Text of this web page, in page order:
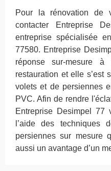
Pour la rénovation de
contacter Entreprise
entreprise spécialisée
77580. Entreprise
réponse sur-mesure
restauration et elle s’est
volets et de persiennes
PVC. Afin de rendre
Entreprise Desimpel
l’aide des techniques
persiennes sur mesure
aussi un avantage d’un